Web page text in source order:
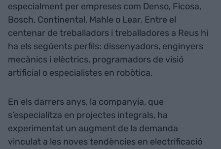
especialment per empreses com Denso, Ficosa,
Bosch, Continental, Mahle o Lear. Entre el
centenar de treballadors i treballadores a Reus hi
ha els següents perfils: dissenyadors, enginyers
mecànics i elèctrics, programadors de visió
artificial o especialistes en robòtica.
En els darrers anys, la companyia, que
s’especialitza en projectes integrals, ha
experimentat un augment de la demanda
vinculat a les noves tendències en electrificació